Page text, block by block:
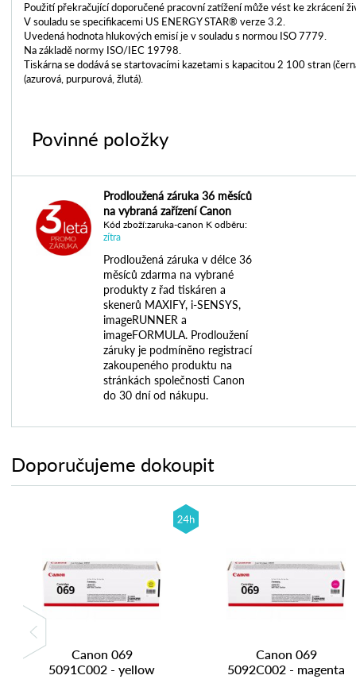
Použití překračující doporučené pracovní zatížení může vést ke zkrácení
V souladu se specifikacemi US ENERGY STAR® verze 3.2.
Uvedená hodnota hlukových emisí je v souladu s normou ISO 7779.
Na základě normy ISO/IEC 19798.
Tiskárna se dodává se startovacími kazetami s kapacitou 2 100 stran
(azurová, purpurová, žlutá).
Povinné položky
Prodloužená záruka 36 měsíců
na vybraná zařízení Canon
Kód zboží:zaruka-canon K odběru:
zítra
Prodloužená záruka v délce 36
měsíců zdarma na vybrané
produkty z řad tiskáren a
skenerů MAXIFY, i-SENSYS,
imageRUNNER a
imageFORMULA. Prodloužení
záruky je podmíněno registrací
zakoupeného produktu na
stránkách společnosti Canon
do 30 dní od nákupu.
Doporučujeme dokoupit
Canon 069
5091C002 - yellow
Canon 069
5092C002 - magenta